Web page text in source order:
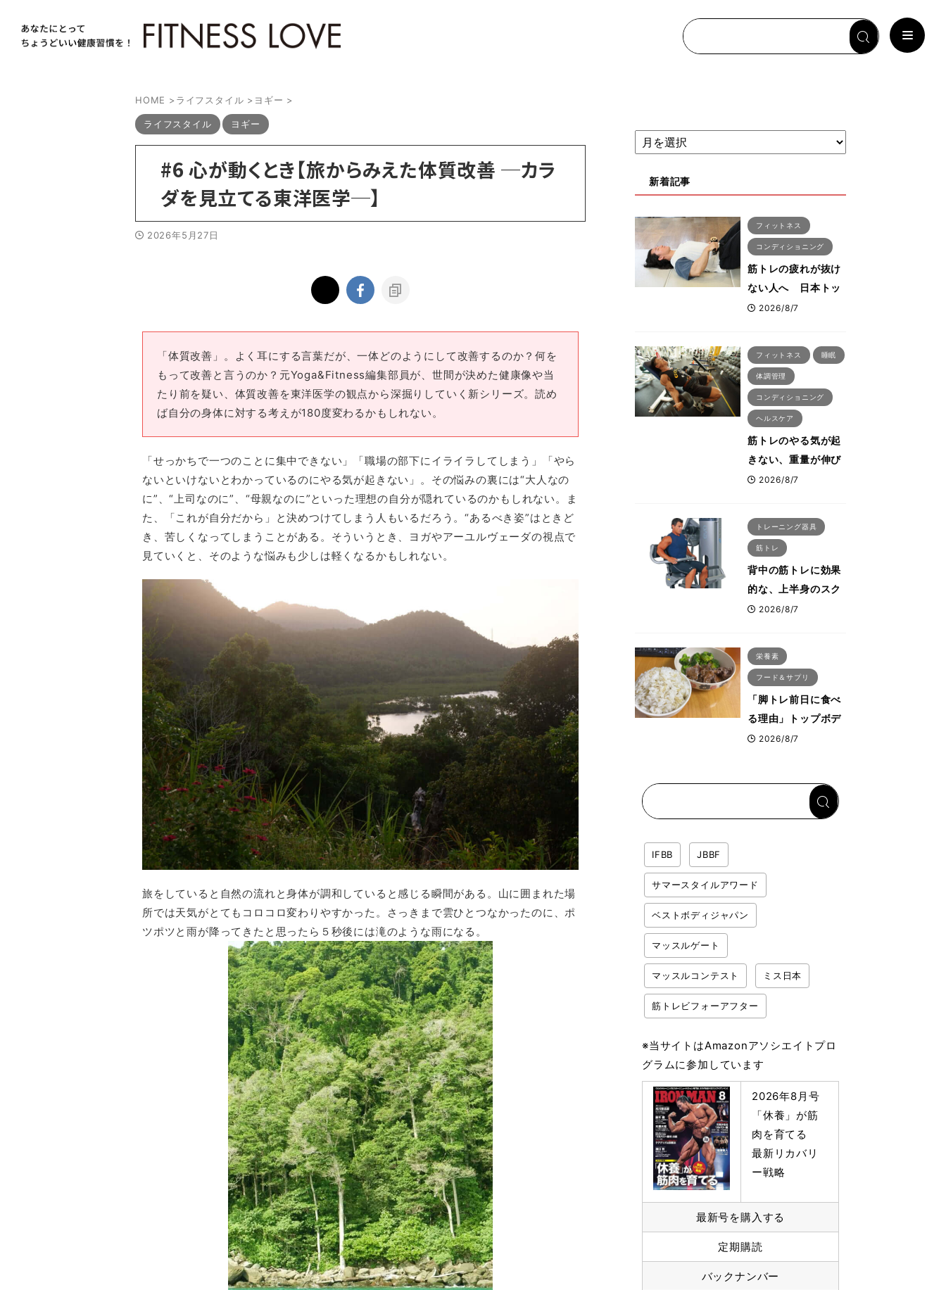
HOME >ライフスタイル > ヨギー >
ライフスタイル ヨギー
#6 心が動くとき【旅からみえた体質改善 ─カラ
ダを見立てる東洋医学─】
2026年5月27日
「体質改善」。よく耳にする言葉だが、一体どのようにして改善するのか？何を
もって改善と言うのか？元Yoga&Fitness編集部員が、世間が決めた健康像や当
たり前を疑い、体質改善を東洋医学の観点から深掘りしていく新シリーズ。読め
ば自分の身体に対する考えが180度変わるかもしれない。
「せっかちで一つのことに集中できない」「職場の部下にイライラしてしまう」「やら
ないといけないとわかっているのにやる気が起きない」。その悩みの裏には“大人なの
に”、“上司なのに”、“母親なのに”といった理想の自分が隠れているのかもしれない。ま
た、「これが自分だから」と決めつけてしまう人もいるだろう。“あるべき姿”はときど
き、苦しくなってしまうことがある。そういうとき、ヨガやアーユルヴェーダの視点で
見ていくと、そのような悩みも少しは軽くなるかもしれない。
旅をしていると自然の流れと身体が調和していると感じる瞬間がある。山に囲まれた場
所では天気がとてもコロコロ変わりやすかった。さっきまで雲ひとつなかったのに、ポ
ツポツと雨が降ってきたと思ったら５秒後には滝のような雨になる。
新着記事
フィットネス
コンディショニング
筋トレの疲れが抜け
ない人へ 日本トッ
プボディビルダー・
る「回復習慣」
2026/8/7
フィットネス 睡眠
体調管理
コンディショニング
ヘルスケア
筋トレのやる気が起
きない、重量が伸び
ない ボディビル世
える食事・睡眠・呼
吸の整え方
2026/8/7
トレーニング器具
筋トレ
背中の筋トレに効果
的な、上半身のスク
ワットとも言われた
ス・プルオーバーマ
シン”とは？
2026/8/7
栄養素
フード＆サプリ
「脚トレ前日に食べ
る理由」トップボデ
ィビルダーが愛用す
2026/8/7
IFBB JBBF
サマースタイルアワード
ベストボディジャパン
マッスルゲート
マッスルコンテスト ミス日本
筋トレビフォーアフター
※当サイトはAmazonアソシエイトプロ
グラムに参加しています
2026年8月号
「休養」が筋
肉を育てる
最新リカバリ
ー戦略
最新号を購入する
定期購読
バックナンバー